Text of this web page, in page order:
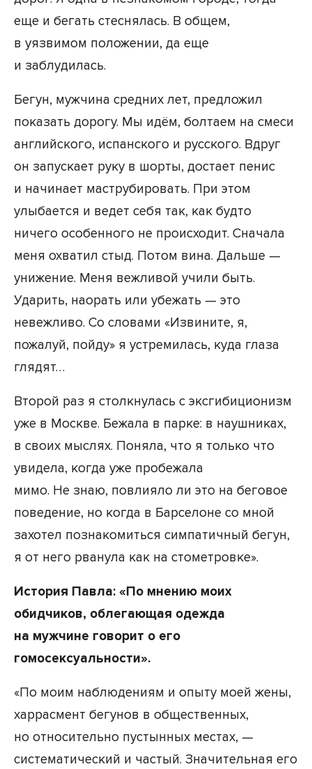
еще и бегать стеснялась. В общем,
в уязвимом положении, да еще
и заблудилась.
Бегун, мужчина средних лет, предложил
показать дорогу. Мы идём, болтаем на смеси
английского, испанского и русского. Вдруг
он запускает руку в шорты, достает пенис
и начинает маструбировать. При этом
улыбается и ведет себя так, как будто
ничего особенного не происходит. Сначала
меня охватил стыд. Потом вина. Дальше —
унижение. Меня вежливой учили быть.
Ударить, наорать или убежать — это
невежливо. Со словами «Извините, я,
пожалуй, пойду» я устремилась, куда глаза
глядят…
Второй раз я столкнулась с эксгибиционизм
уже в Москве. Бежала в парке: в наушниках,
в своих мыслях. Поняла, что я только что
увидела, когда уже пробежала
мимо. Не знаю, повлияло ли это на беговое
поведение, но когда в Барселоне со мной
захотел познакомиться симпатичный бегун,
я от него рванула как на стометровке».
История Павла: «По мнению моих
обидчиков, облегающая одежда
на мужчине говорит о его
гомосексуальности».
«По моим наблюдениям и опыту моей жены,
харрасмент бегунов в общественных,
но относительно пустынных местах, —
систематический и частый. Значительная его